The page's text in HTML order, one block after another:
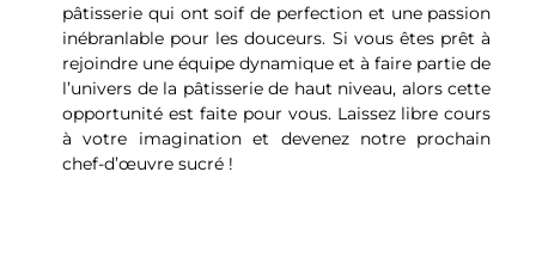
pâtisserie qui ont soif de perfection et une passion
inébranlable pour les douceurs. Si vous êtes prêt à
rejoindre une équipe dynamique et à faire partie de
l’univers de la pâtisserie de haut niveau, alors cette
opportunité est faite pour vous. Laissez libre cours
à votre imagination et devenez notre prochain
chef-d’œuvre sucré !